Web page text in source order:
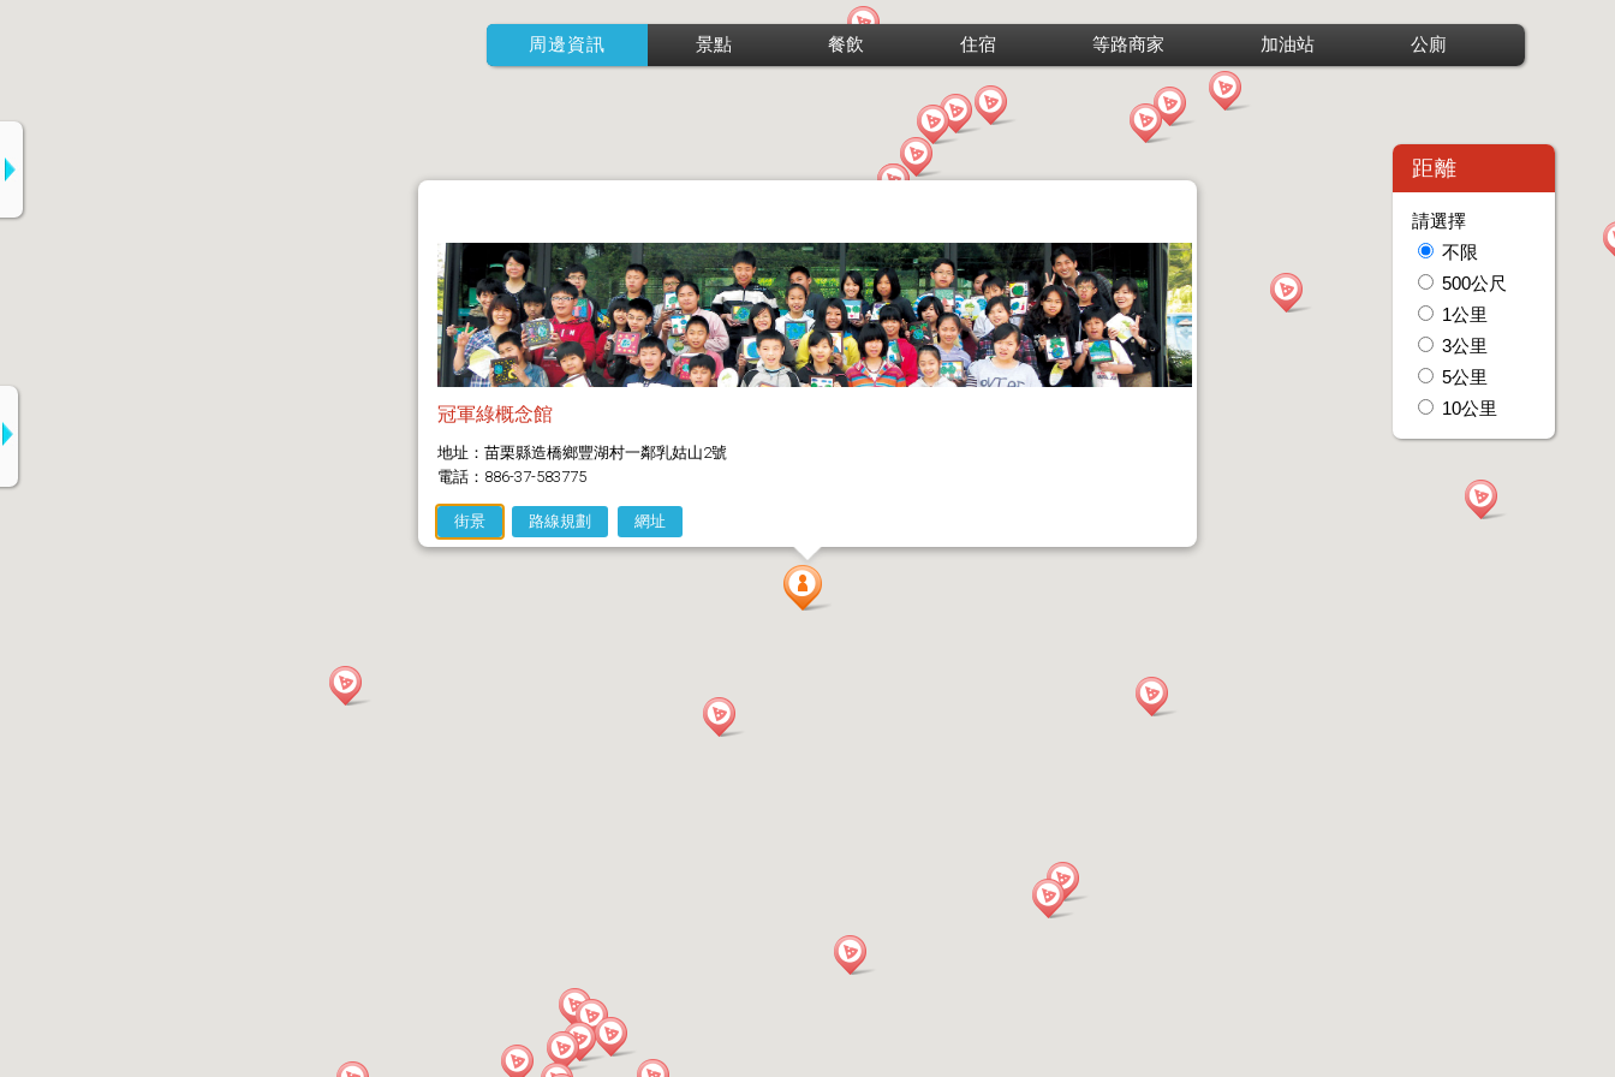
周邊資訊 景點 餐飲 住宿 等路商家 加油站 公廁
距離
請選擇
不限
500公尺
1公里
3公里
5公里
10公里
冠軍綠概念館
地址：苗栗縣造橋鄉豐湖村一鄰乳姑山2號
電話：886-37-583775
街景 路線規劃 網址